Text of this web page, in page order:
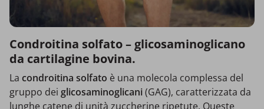
Condroitina solfato – glicosaminoglicano
da cartilagine bovina.
La condroitina solfato è una molecola complessa del
gruppo dei glicosaminoglicani(GAG), caratterizzata da
lunghe catene di unità zuccherine ripetute. Queste